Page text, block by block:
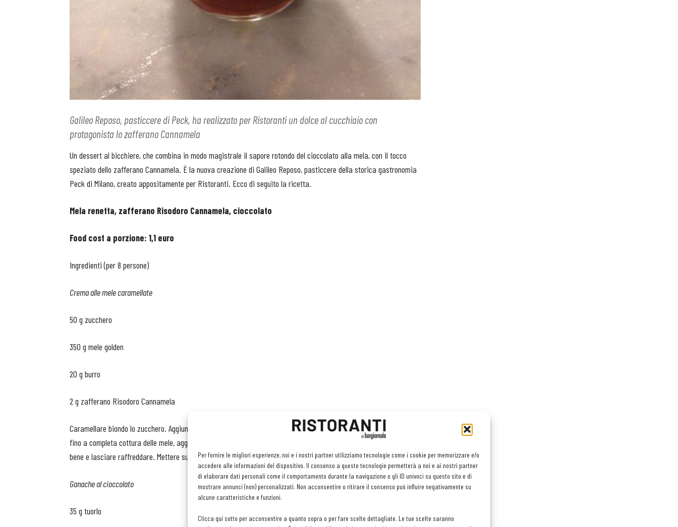
Per fornire le migliori esperienze, noi e i nostri partner utilizziamo tecnologie come i cookie per memorizzare e/o
accedere alle informazioni del dispositivo. Il consenso a queste tecnologie permetterà a noi e ai nostri partner
di elaborare dati personali come il comportamento durante la navigazione o gli ID univoci su questo sito e di
mostrare annunci (non) personalizzati. Non acconsentire o ritirare il consenso può influire negativamente su
alcune caratteristiche e funzioni.
Clicca qui sotto per acconsentire a quanto sopra o per fare scelte dettagliate. Le tue scelte saranno
Galileo Reposo, pasticcere di Peck, ha realizzato per Ristoranti un dolce al cucchiaio con
protagonista lo zafferano Cannamela
Un dessert al bicchiere, che combina in modo magistrale il sapore rotondo del cioccolato alla mela, con il tocco
speziato dello zafferano Cannamela. È la nuova creazione di Galileo Reposo, pasticcere della storica gastronomia
Peck di Milano, creato appositamente per Ristoranti. Ecco di seguito la ricetta.
Mela renetta, zafferano Risodoro Cannamela, cioccolato
Food cost a porzione: 1,1 euro
Ingredienti (per 8 persone)
Crema alle mele caramellate
50 g zucchero
350 g mele golden
20 g burro
2 g zafferano Risodoro Cannamela
Caramellare biondo lo zucchero. Aggiungervi le mele tagliate a pezzetti, il burro e lo zafferano. Lasciare sul fuoco
fino a completa cottura delle mele, aggiungendo poca acqua, per evitare che lo zucchero bruci. Da caldo frullare
bene e lasciare raffreddare. Mettere sul fondo di un bicchiere con l'aiuto di una sacca da pasticcere.
Ganache al cioccolato
35 g tuorlo